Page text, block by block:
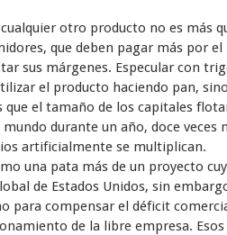
otro producto no es más
que deben pagar más por el
sus márgenes. Especular con
el producto haciendo pan,
que el tamaño de los capitales
durante un año, doce veces
artificialmente se multiplican.
una pata más de un proyecto
de Estados Unidos, sin
para compensar el déficit
de la libre empresa. Esos